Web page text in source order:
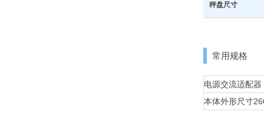
秤盘尺寸
常用规格
电源交流适配器
本体外形尺寸